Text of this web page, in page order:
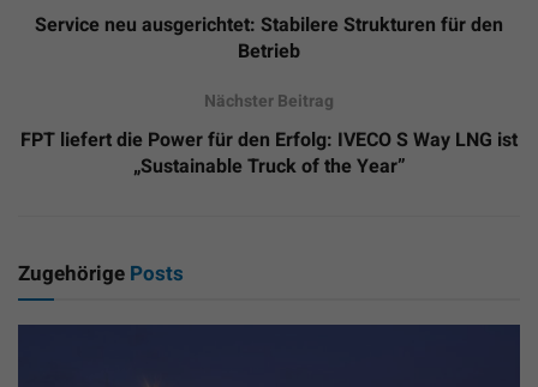
Service neu ausgerichtet: Stabilere Strukturen für den
Betrieb
Nächster Beitrag
FPT liefert die Power für den Erfolg: IVECO S Way LNG ist
„Sustainable Truck of the Year”
Zugehörige Posts